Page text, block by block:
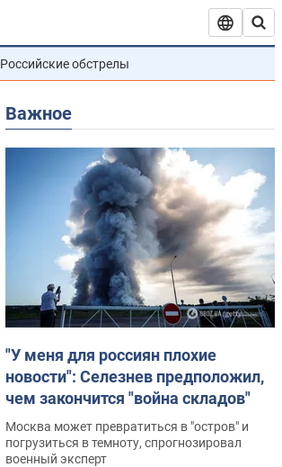
Российские обстрелы
Важное
"У меня для россиян плохие
новости": Селезнев предположил,
чем закончится "война складов"
Москва может превратиться в "остров" и
погрузиться в темноту, спрогнозировал
военный эксперт